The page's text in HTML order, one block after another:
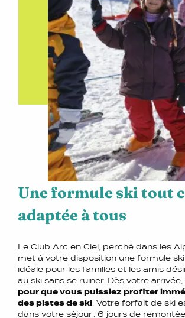
Une formule ski tout
adaptée à tous
Le Club Arc en Ciel, perché dans les
met à votre disposition une formule ski
idéale pour les familles et les amis
au ski sans se ruiner. Dès votre arrivée,
pour que vous puissiez profiter
des pistes de ski . Votre forfait de ski
dans votre séjour : 6 jours de